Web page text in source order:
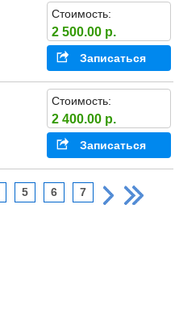
Стоимость:
2 500.00 р.
Записаться
Стоимость:
2 400.00 р.
Записаться
5 6 7